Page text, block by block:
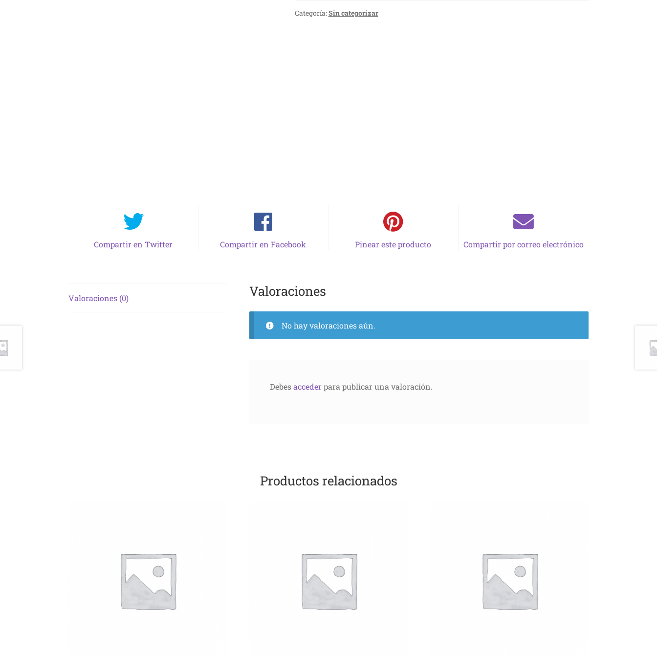
Categoría:Sin categorizar
Compartir en Twitter Compartir en Facebook Pinear este producto Compartir por correo electrónico
Valoraciones (0) Valoraciones
No hay valoraciones aún.
Debesaccederpara publicar una valoración.
Productos relacionados